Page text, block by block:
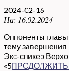
2024-02-16
На: 16.02.2024
Оппоненты главы
тему завершения
Экс-спикер
«5ПРОДОЛЖИТЬ